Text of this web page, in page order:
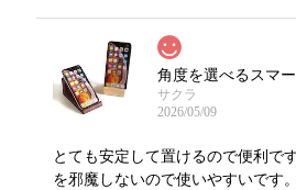
サクラ
2026/05/09
とても安定して置けるので便利で
を邪魔しないので使いやすいです